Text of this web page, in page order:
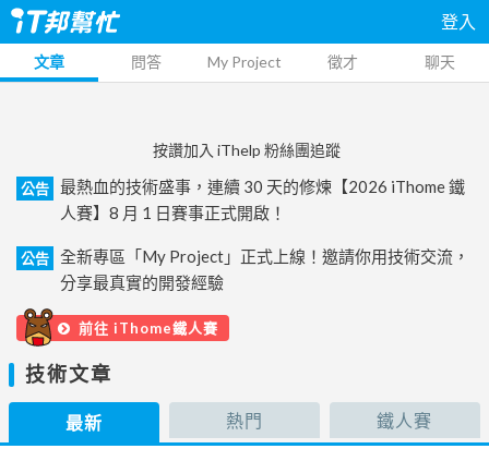
登入
文章 問答 My Project 徵才 聊天
按讚加入 iThelp 粉絲團追蹤
公告
最熱血的技術盛事，連續 30 天的修煉【2026 iThome 鐵
人賽】8 月 1 日賽事正式開啟！
公告
全新專區「My Project」正式上線！邀請你用技術交流，
分享最真實的開發經驗
前往 iThome鐵人賽
技術文章
最新 熱門 鐵人賽